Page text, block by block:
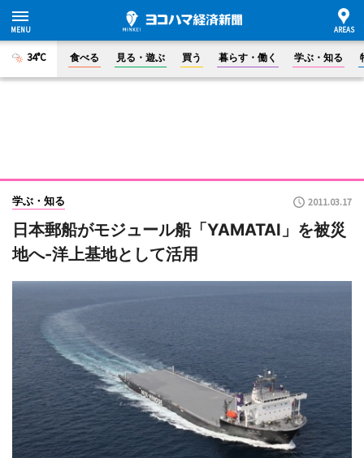
34°C 食べる 見る・遊ぶ 買う 暮らす・働く 学ぶ・知る
学ぶ・知る 2011.03.17
日本郵船がモジュール船「YAMATAI」を被災
地へ-洋上基地として活用